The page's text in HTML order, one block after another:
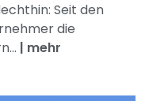
Seit den
die
| mehr